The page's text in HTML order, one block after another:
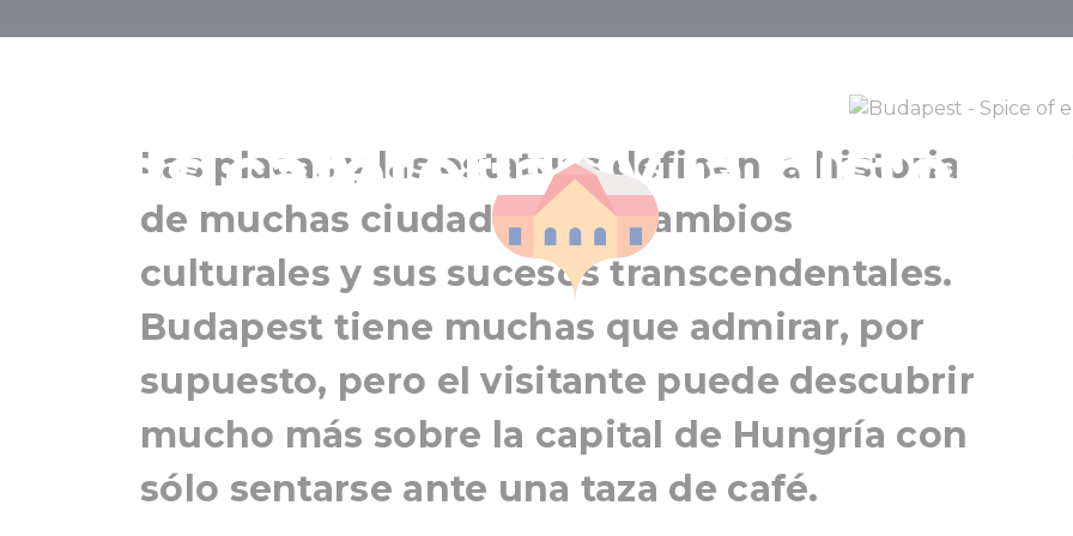
Budapest, donde se
las cafeterías y la historia
Gran Budapest
Las placas y las estatuas definen la historia
de muchas ciudades, sus cambios
culturales y sus sucesos transcendentales.
Budapest tiene muchas que admirar, por
supuesto, pero el visitante puede descubrir
mucho más sobre la capital de Hungría con
sólo sentarse ante una taza de café.